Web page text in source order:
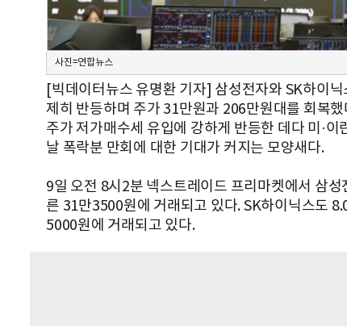
사진=연합뉴스
[빅데이터뉴스 유명환 기자] 삼성전자와 SK하이
제히 반등하며 주가 31만원과 206만원대를 회복했
주가 저가매수세 유입에 강하게 반등한 데다 미·이
날 폭락분 만회에 대한 기대가 커지는 모양새다.
9일 오전 8시2분 넥스트레이드 프리마켓에서 삼
른 31만3500원에 거래되고 있다. SK하이닉스도
5000원에 거래되고 있다.